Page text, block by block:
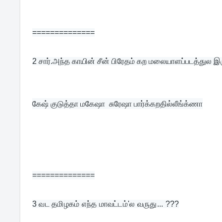
==============
2 சார்.அந்த காயின் சீன் பிரேதம் கற மலையாளப்படத்துல
கேஷ் குடுத்தா மகேஷா  சுரேஷா பார்க்கறதில்லீங்க்ணா
==============
3 வட தமிழகம் எந்த மாவட்டம்'ல வருது... ???